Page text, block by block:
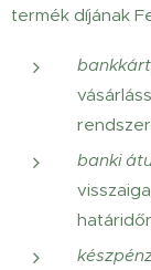
termék díjának
banki